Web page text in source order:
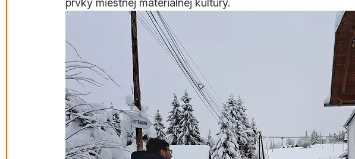
prvky miestnej materiálnej kultúry.